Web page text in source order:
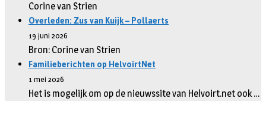
Corine van Strien
Overleden: Zus van Kuijk – Pollaerts
19 juni 2026
Bron: Corine van Strien
Familieberichten op HelvoirtNet
1 mei 2026
Het is mogelijk om op de nieuwssite van Helvoirt.net ook …